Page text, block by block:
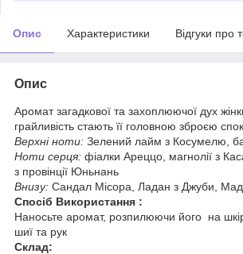
Опис Характеристики Відгуки про
Опис
Аромат загадкової та захоплюючої дух
грайливість стають її головною зброєю
Верхні ноти: Зелений лайм з Косумелю,
Ноти серця: фіалки Ареццо, магнолії з
з провінції Юньнань
Внизу: Сандал Місора, Ладан з Джуби,
Спосіб Використання :
Наносьте аромат, розпилюючи його на
шиї та рук
Склад: